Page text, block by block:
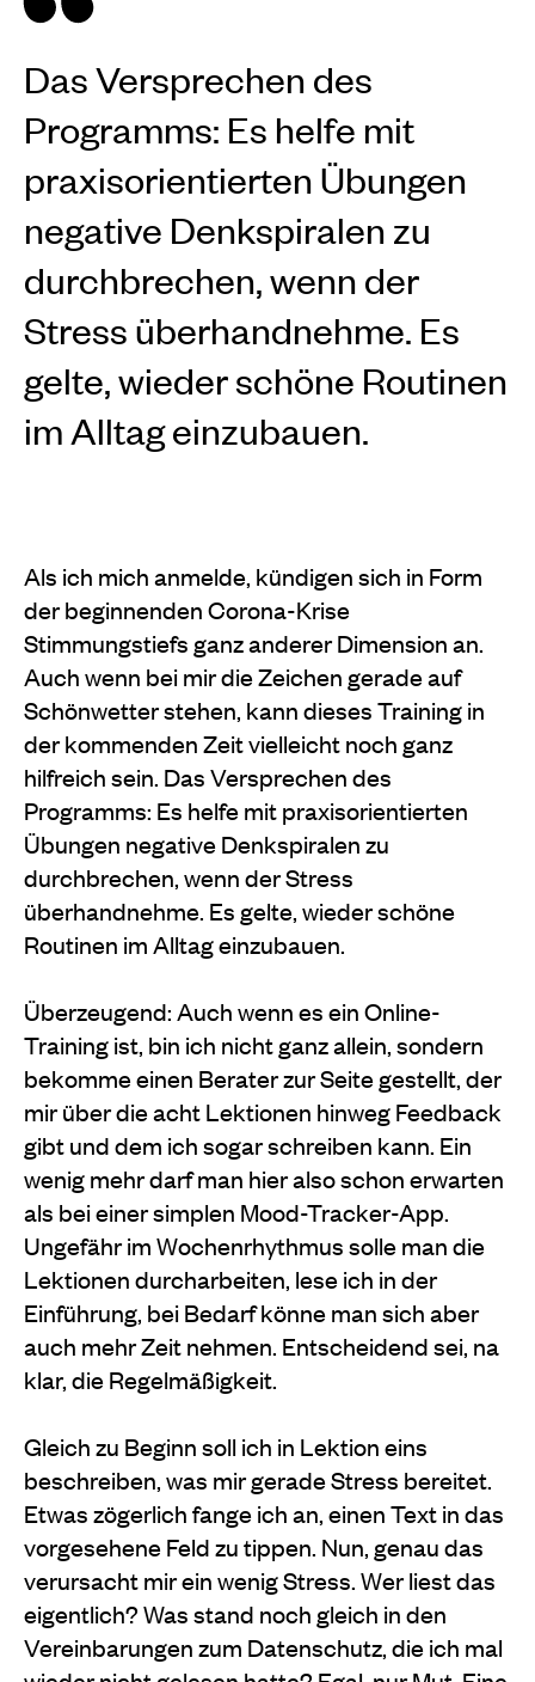
Das Versprechen des
Programms: Es helfe mit
praxisorientierten Übungen
negative Denkspiralen zu
durchbrechen, wenn der
Stress überhandnehme. Es
gelte, wieder schöne Routinen
im Alltag einzubauen.
Als ich mich anmelde, kündigen sich in Form
der beginnenden Corona-Krise
Stimmungstiefs ganz anderer Dimension an.
Auch wenn bei mir die Zeichen gerade auf
Schönwetter stehen, kann dieses Training in
der kommenden Zeit vielleicht noch ganz
hilfreich sein. Das Versprechen des
Programms: Es helfe mit praxisorientierten
Übungen negative Denkspiralen zu
durchbrechen, wenn der Stress
überhandnehme. Es gelte, wieder schöne
Routinen im Alltag einzubauen.
Überzeugend: Auch wenn es ein Online-
Training ist, bin ich nicht ganz allein, sondern
bekomme einen Berater zur Seite gestellt, der
mir über die acht Lektionen hinweg Feedback
gibt und dem ich sogar schreiben kann. Ein
wenig mehr darf man hier also schon erwarten
als bei einer simplen Mood-Tracker-App.
Ungefähr im Wochenrhythmus solle man die
Lektionen durcharbeiten, lese ich in der
Einführung, bei Bedarf könne man sich aber
auch mehr Zeit nehmen. Entscheidend sei, na
klar, die Regelmäßigkeit.
Gleich zu Beginn soll ich in Lektion eins
beschreiben, was mir gerade Stress bereitet.
Etwas zögerlich fange ich an, einen Text in das
vorgesehene Feld zu tippen. Nun, genau das
verursacht mir ein wenig Stress. Wer liest das
eigentlich? Was stand noch gleich in den
Vereinbarungen zum Datenschutz, die ich mal